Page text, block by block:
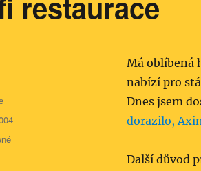
Má oblíbená
nabízí pro
Dnes jsem
dorazilo,
Další důvod